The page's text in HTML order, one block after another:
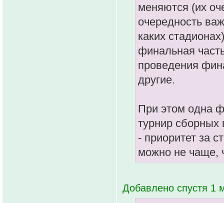
меняются (их
очередность
каких
финальная
проведения
другие.
При этом одна
турнир
- приоритет за
можно не чаще,
Добавлено спустя 1